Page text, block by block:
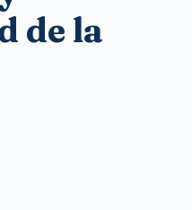
de la